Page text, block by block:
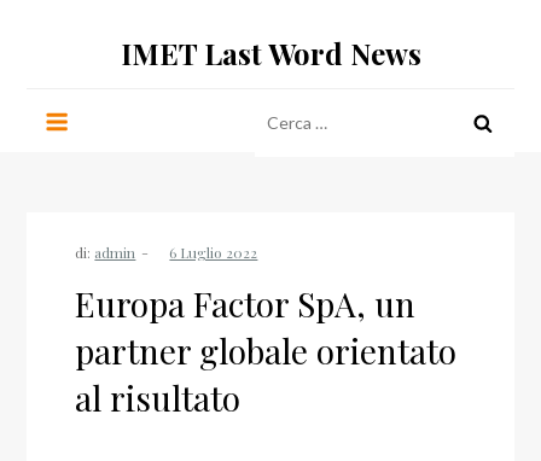
IMET Last Word News
per:
di: admin
Europa Factor SpA, un
partner globale orientato
al risultato